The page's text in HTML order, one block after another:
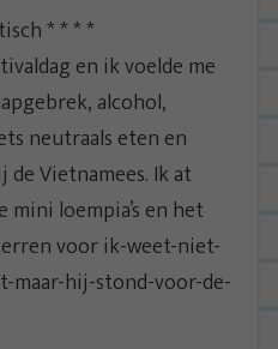
* * * *
en ik voelde me
alcohol,
neutraals eten en
Vietnamees. Ik at
loempia’s en het
voor ik-weet-niet-
maar-hij-stond-voor-de-